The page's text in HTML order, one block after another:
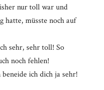
nur toll war und
hatte, müsste noch auf
sehr, sehr toll! So
noch fehlen!
ich dich ja sehr!